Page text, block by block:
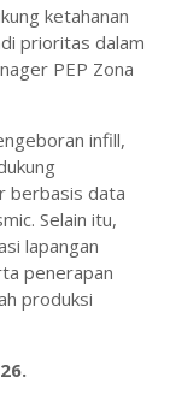
ketahanan
prioritas dalam
PEP Zona
infill,
berbasis data
Selain itu,
lapangan
penerapan
produksi